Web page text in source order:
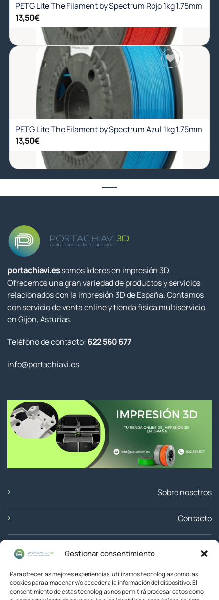
Gestionar consentimiento
Para ofrecer las mejores experiencias, utilizamos tecnologías como las
cookies para almacenar y/o acceder a la información del dispositivo. El
consentimiento de estas tecnologías nos permitirá procesar datos como
PETG Lite The Filament by Spectrum Rojo 1kg 1.75mm
13,50€
Añadir
a la
lista de
deseos
PETG Lite The Filament by Spectrum Azul 1kg 1.75mm
13,50€
portachiavi.essomos líderes en impresión 3D.
Ofrecemos una gran variedad de productos y servicios
relacionados con la impresión 3D de España. Contamos
con servicio de venta online y tienda física multiservicio
en Gijón, Asturias.
Teléfono de contacto: 622 560 677
info@portachiavi.es
Sobre nosotros
Contacto
Devoluciones